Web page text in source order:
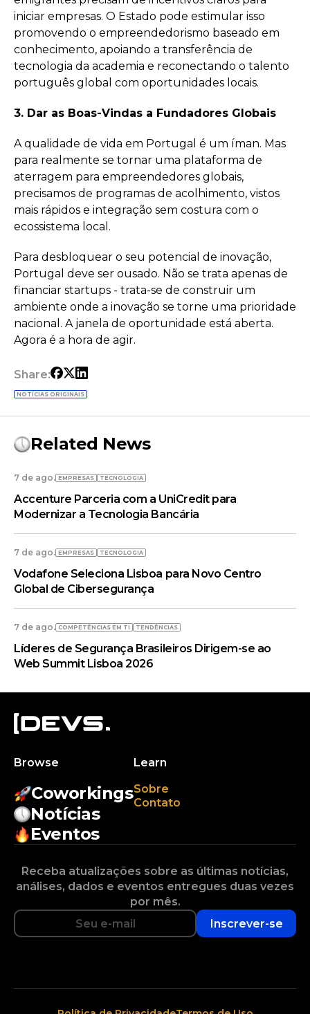
iniciar empresas. O Estado pode estimular isso
promovendo o empreendedorismo baseado em
conhecimento, apoiando a transferência de
tecnologia da academia e reconectando o talento
português global com oportunidades locais.
3. Dar as Boas-Vindas a Fundadores Globais
A qualidade de vida em Portugal é um íman. Mas
para realmente se tornar uma plataforma de
aterragem para empreendedores globais,
precisamos de programas de acolhimento, vistos
mais rápidos e integração sem costura com o
ecossistema local.
Para desbloquear o seu potencial de inovação,
Portugal deve ser ousado. Não se trata apenas de
financiar startups - trata-se de construir um
ambiente onde a inovação se torne uma prioridade
nacional. A janela de oportunidade está aberta.
Agora é a hora de agir.
Share:
NOTÍCIAS ORIGINAIS
Related News
7 de ago. EMPRESAS TECNOLOGIA
Accenture Parceria com a UniCredit para
Modernizar a Tecnologia Bancária
7 de ago. EMPRESAS TECNOLOGIA
Vodafone Seleciona Lisboa para Novo Centro
Global de Cibersegurança
7 de ago. COMPETÊNCIAS EM TI TENDÊNCIAS
Líderes de Segurança Brasileiros Dirigem-se ao
Web Summit Lisboa 2026
Browse
Coworkings
Notícias
Eventos
Learn
Sobre
Contato
Receba atualizações sobre as últimas notícias,
análises, dados e eventos entregues duas vezes
por mês.
Inscrever-se